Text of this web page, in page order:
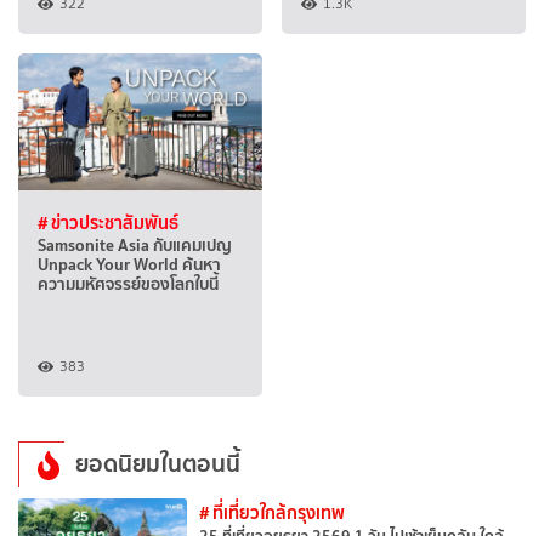
# ข่าวประชาสัมพันธ์
Samsonite Asia กับแคมเปญ
Unpack Your World ค้นหา
ความมหัศจรรย์ของโลกใบนี้
383
ยอดนิยมในตอนนี้
# ที่เที่ยวใกล้กรุงเทพ